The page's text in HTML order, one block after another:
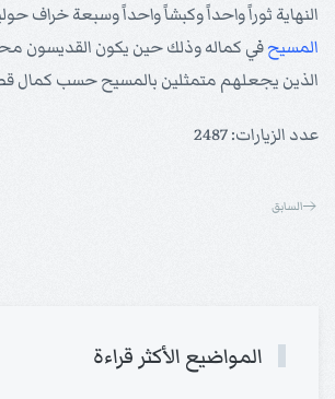
النهاية ثوراً واحداً وكبشاً واحداً وسبعة خراف
المسيحفي كماله وذلك حين يكون القديسون
الذين يجعلهم متمثلين بالمسيح حسب كمال
عدد الزيارات: 2487
السابق
المواضيع الأكثر قراءة